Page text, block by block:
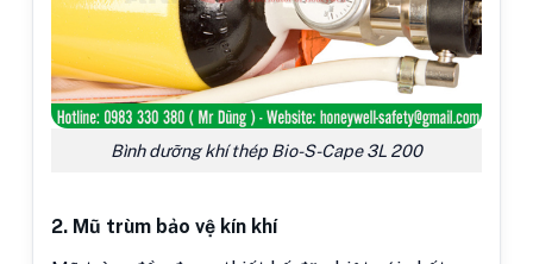
Bình dưỡng khí thép Bio-S-Cape 3L 200
2. Mũ trùm bảo vệ kín khí